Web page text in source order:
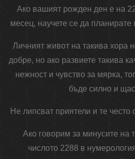
Ако вашият рожден ден е на
месец, научете се да
Личният живот на такива хора
добре, но ако развиете такива
нежност и чувство за мярка,
бъде силно и
Не липсват приятели и те често
Ако говорим за минусите на
числото 2288 в